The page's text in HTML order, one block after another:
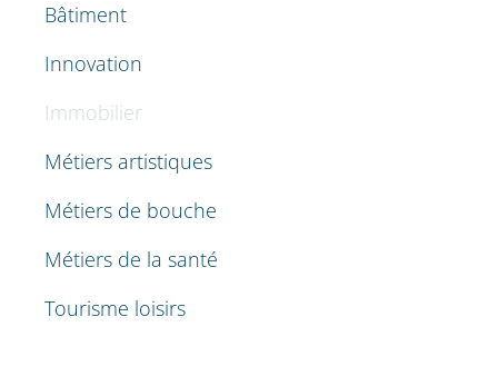
Bâtiment
Innovation
Immobilier
Métiers artistiques
Métiers de bouche
Métiers de la santé
Tourisme loisirs